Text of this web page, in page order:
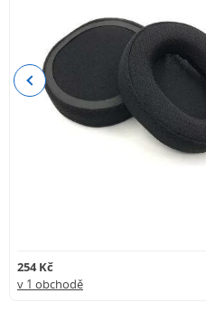
254 Kč
v 1 obchodě
Previous